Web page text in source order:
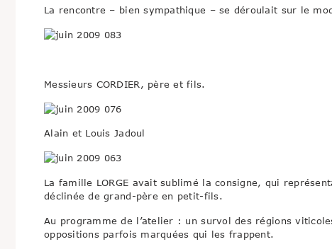
La rencontre – bien sympathique – se déroulait sur le
Messieurs CORDIER, père et fils.
Alain et Louis Jadoul
La famille LORGE avait sublimé la consigne, qui
déclinée de grand-père en petit-fils.
Au programme de l’atelier : un survol des régions
oppositions parfois marquées qui les frappent.